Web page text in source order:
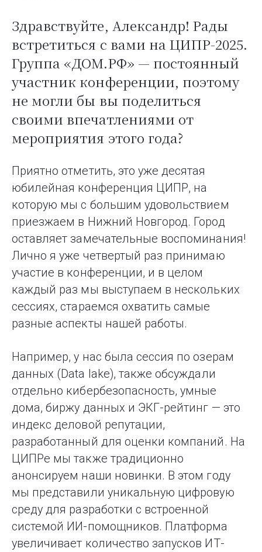
Здравствуйте, Александр! Рады
встретиться с вами на ЦИПР-2025.
Группа «ДОМ.РФ» — постоянный
участник конференции, поэтому
не могли бы вы поделиться
своими впечатлениями от
мероприятия этого года?
Приятно отметить, это уже десятая
юбилейная конференция ЦИПР, на
которую мы с большим удовольствием
приезжаем в Нижний Новгород. Город
оставляет замечательные воспоминания!
Лично я уже четвертый раз принимаю
участие в конференции, и в целом
каждый раз мы выступаем в нескольких
сессиях, стараемся охватить самые
разные аспекты нашей работы.
Например, у нас была сессия по озерам
данных (Data lake), также обсуждали
отдельно кибербезопасность, умные
дома, биржу данных и ЭКГ-рейтинг — это
индекс деловой репутации,
разработанный для оценки компаний. На
ЦИПРе мы также традиционно
анонсируем наши новинки. В этом году
мы представили уникальную цифровую
среду для разработки с встроенной
системой ИИ-помощников. Платформа
увеличивает количество запусков ИТ-